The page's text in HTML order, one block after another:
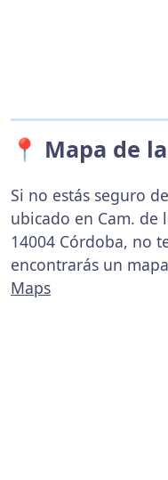
📍 Mapa de
Si no estás seguro
ubicado en Cam. de
14004 Córdoba, no
encontrarás un
Maps